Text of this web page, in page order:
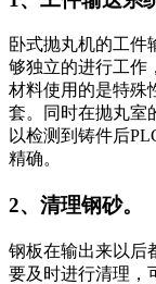
卧式抛丸机的工件
够独立的进行工作
材料使用的是特殊
套。同时在抛丸室
以检测到铸件后
精确。
2、清理钢砂。
钢板在输出来以后
要及时进行清理，